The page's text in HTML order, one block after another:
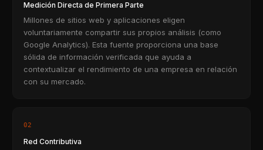
Medición Directa de Primera Parte
Millones de sitios web y aplicaciones eligen
voluntariamente compartir sus propios análisis (como
Google Analytics). Esta fuente proporciona una base
sólida de información verificada que ayuda a
contextualizar el rendimiento de una empresa en relación
con su mercado.
02
Red Contributiva